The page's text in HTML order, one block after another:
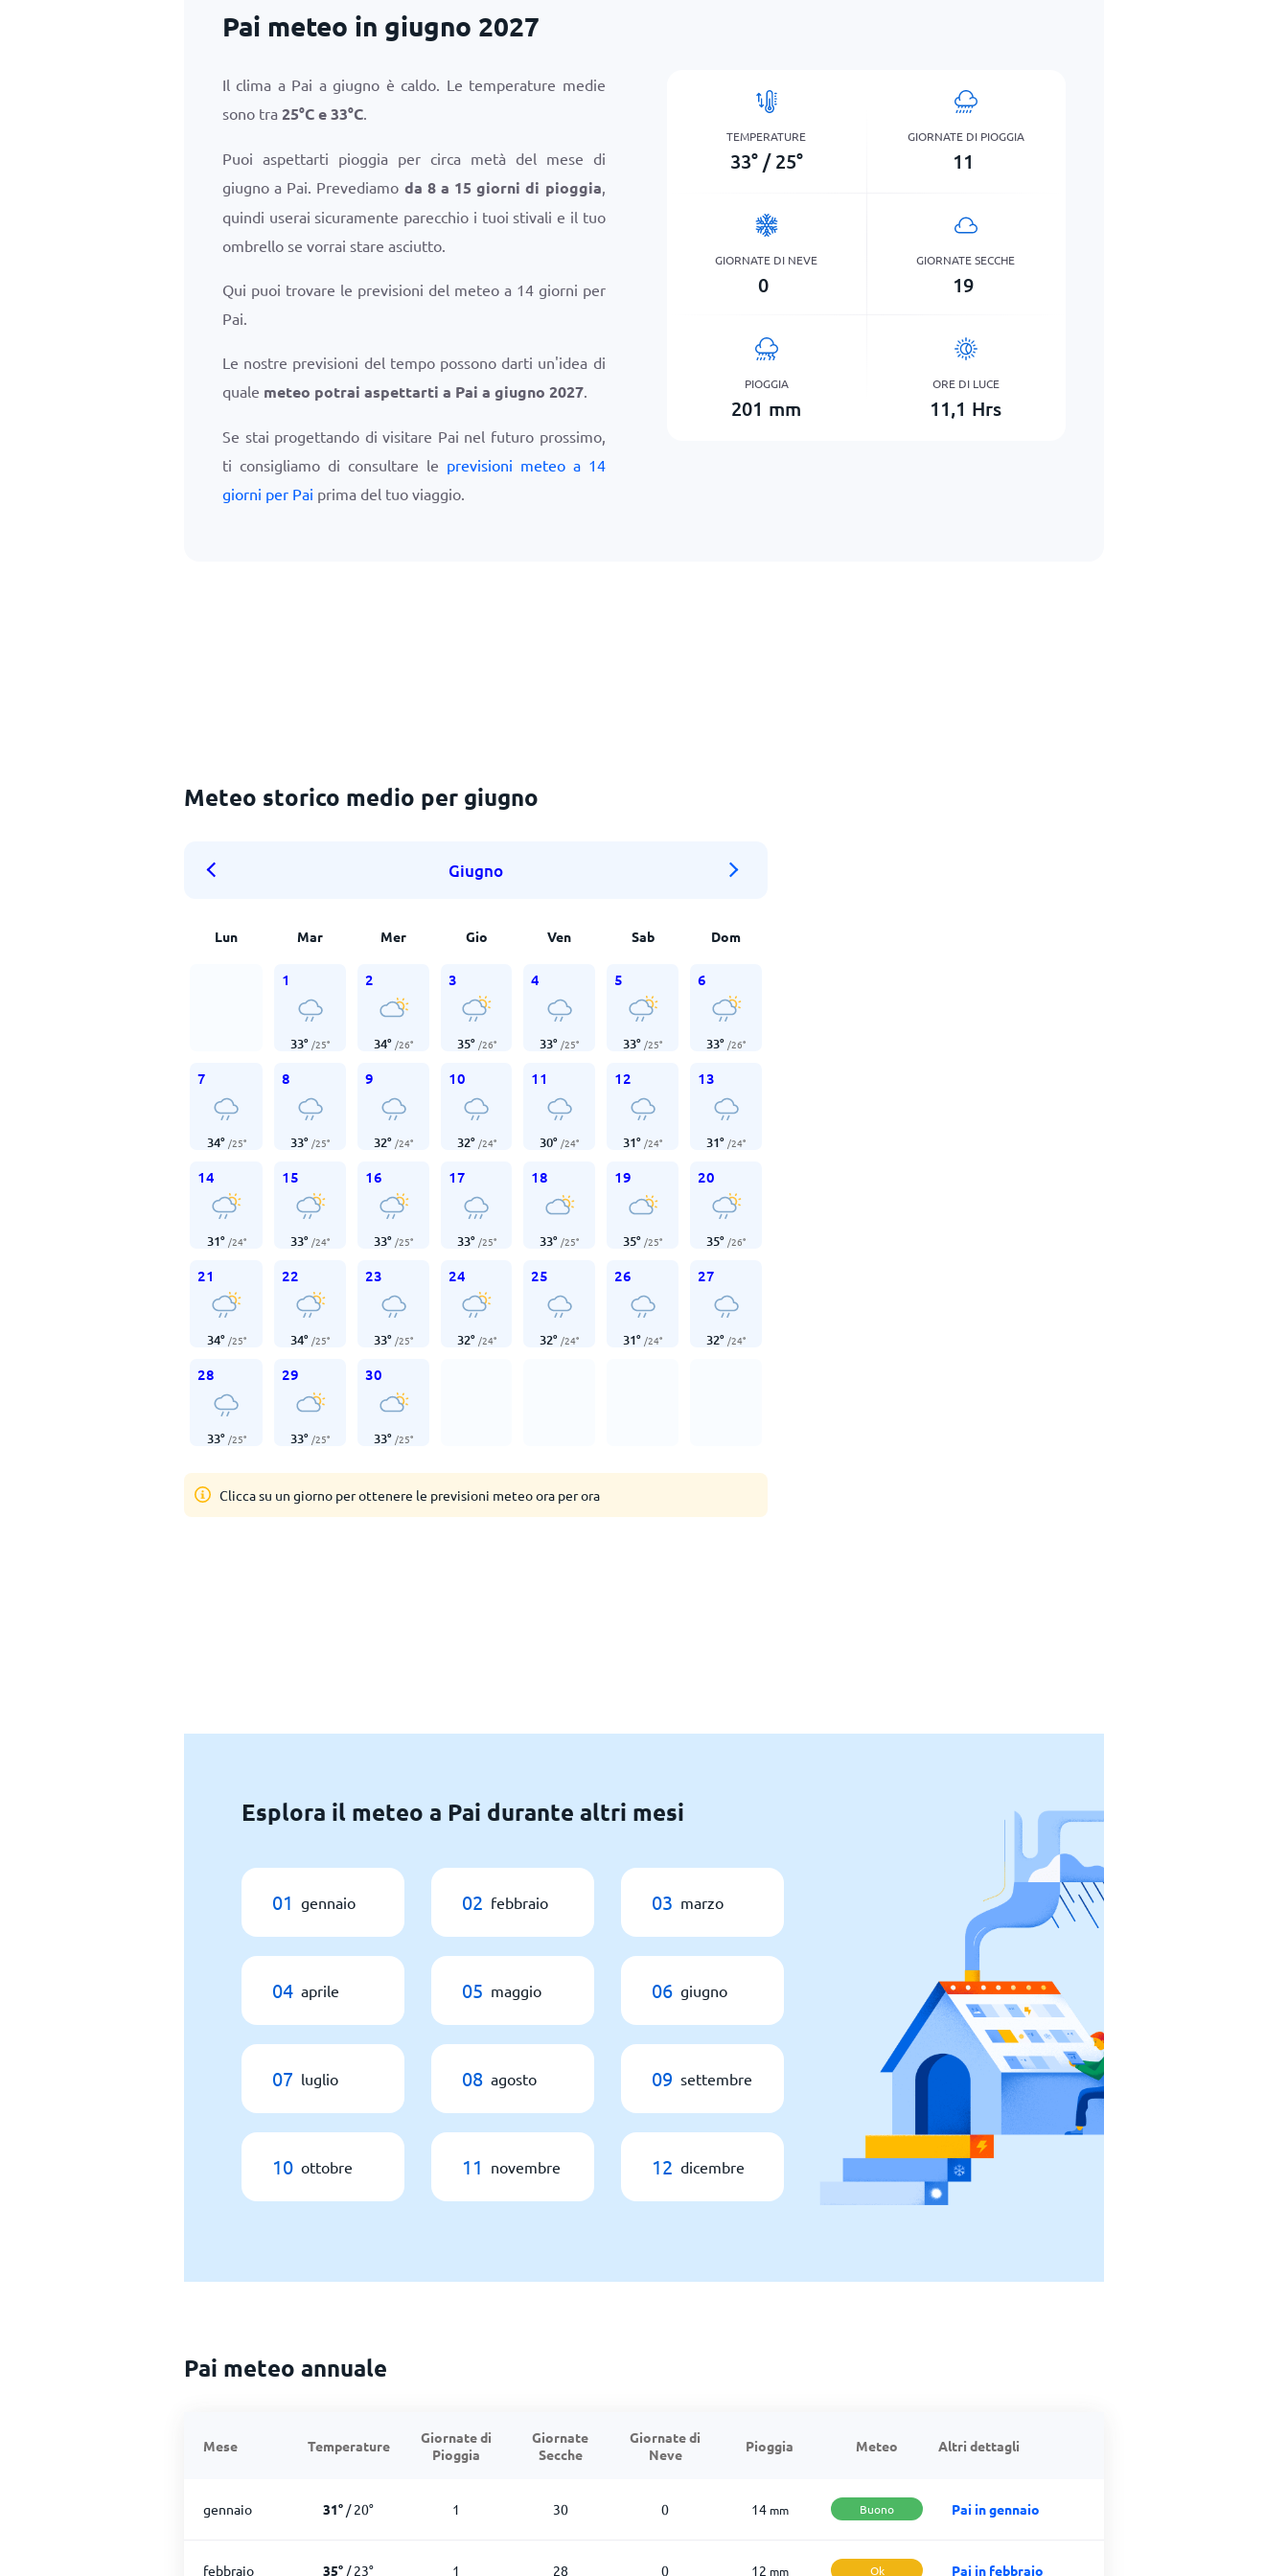
Pai meteo in giugno 2027
Il clima a Pai a giugno è caldo. Le temperature medie
sono tra 25°Ce33°C.
Puoi aspettarti pioggia per circa metà del mese di
giugno a Pai. Prevediamo da 8 a 15 giorni di pioggia,
quindi userai sicuramente parecchio i tuoi stivali e il tuo
ombrello se vorrai stare asciutto.
Qui puoi trovare le previsioni del meteo a 14 giorni per
Pai.
Le nostre previsioni del tempo possono darti un'idea di
quale meteo potrai aspettarti a Pai a giugno 2027.
Se stai progettando di visitare Pai nel futuro prossimo,
ti consigliamo di consultare le previsioni meteo a 14
giorni per Pai prima del tuo viaggio.
TEMPERATURE
33° / 25°
GIORNATE DI PIOGGIA
11
GIORNATE DI NEVE
0
GIORNATE SECCHE
19
PIOGGIA
201 mm
ORE DI LUCE
11,1 Hrs
Meteo storico medio per giugno
Giugno
Lun Mar Mer Gio Ven Sab Dom
1
33° /25°
2
34° /26°
3
35° /26°
4
33° /25°
5
33° /25°
6
33° /26°
7
34° /25°
8
33° /25°
9
32° /24°
10
32° /24°
11
30° /24°
12
31° /24°
13
31° /24°
14
31° /24°
15
33° /24°
16
33° /25°
17
33° /25°
18
33° /25°
19
35° /25°
20
35° /26°
21
34° /25°
22
34° /25°
23
33° /25°
24
32° /24°
25
32° /24°
26
31° /24°
27
32° /24°
28
33° /25°
29
33° /25°
30
33° /25°
Clicca su un giorno per ottenere le previsioni meteo ora per ora
Esplora il meteo a Pai durante altri mesi
01 gennaio 02 febbraio 03 marzo
04 aprile 05 maggio 06 giugno
07 luglio 08 agosto 09 settembre
10 ottobre 11 novembre 12 dicembre
Pai meteo annuale
Mese Temperature
Giornate di
Pioggia
Giornate
Secche
Giornate di
Neve
Pioggia Meteo Altri dettagli
gennaio 31° /20° 1 30 0 14 mm Buono Pai in gennaio
febbraio 35° /23° 1 28 0 12 mm Ok Pai in febbraio